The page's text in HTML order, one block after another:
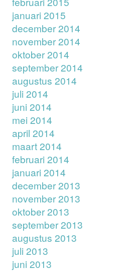
januari 2015
december 2014
november 2014
oktober 2014
september 2014
augustus 2014
juli 2014
juni 2014
mei 2014
april 2014
maart 2014
februari 2014
januari 2014
december 2013
november 2013
oktober 2013
september 2013
augustus 2013
juli 2013
juni 2013